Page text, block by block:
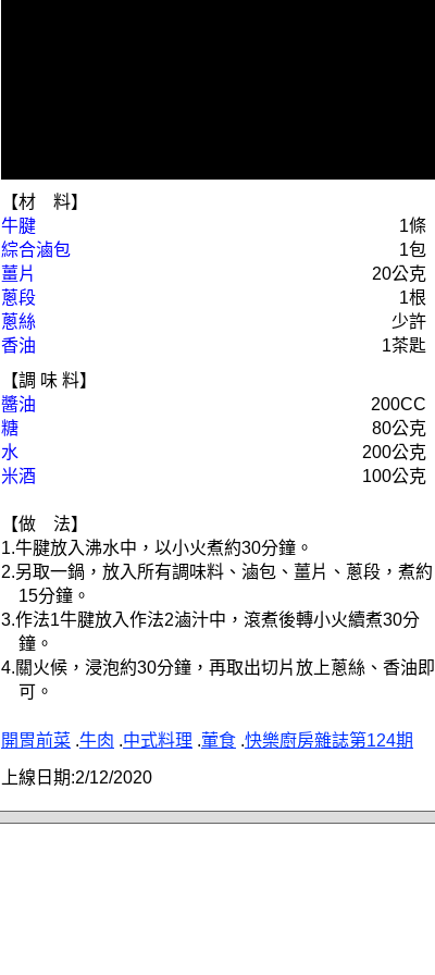
【材 料】
牛腱
1條
綜合滷包
1包
薑片
20公克
蔥段
1根
蔥絲
少許
香油
1茶匙
【調 味 料】
醬油
200CC
糖
80公克
水
200公克
米酒
100公克
【做 法】
1.牛腱放入沸水中，以小火煮約30分鐘。
2.另取一鍋，放入所有調味料、滷包、薑片、蔥段，煮約
15分鐘。
3.作法1牛腱放入作法2滷汁中，滾煮後轉小火續煮30分
鐘。
4.關火候，浸泡約30分鐘，再取出切片放上蔥絲、香油即
可。
開胃前菜 .牛肉 .中式料理 .葷食 .快樂廚房雜誌第124期
上線日期:2/12/2020